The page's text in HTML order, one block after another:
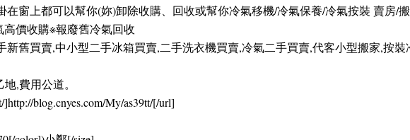
窗上都可以幫你(妳)卸除收購、回收或幫你冷氣移機/冷氣保養/冷氣按裝 賣房/
價收購※報廢舊冷氣回收
新舊買賣,中小型二手冰箱買賣,二手洗衣機買賣,冷氣二手買賣,代客小型搬家,按裝
,費用公道。
blog.cnyes.com/My/as39tt/[/url]